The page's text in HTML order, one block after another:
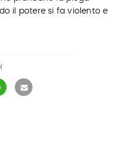
il potere si fa violento e